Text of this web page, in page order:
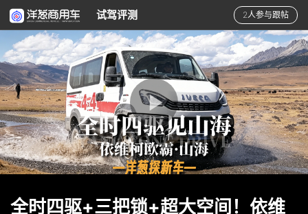
试驾评测 2人参与跟帖
全时四驱+三把锁+超大空间！依维